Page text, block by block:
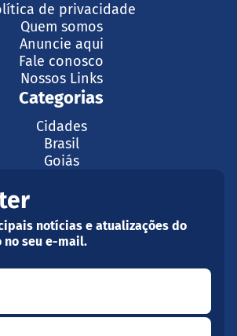
de privacidade
Quem somos
Anuncie aqui
Fale conosco
Nossos Links
Categorias
Cidades
Brasil
Goiás
notícias e atualizações do
no seu e-mail.